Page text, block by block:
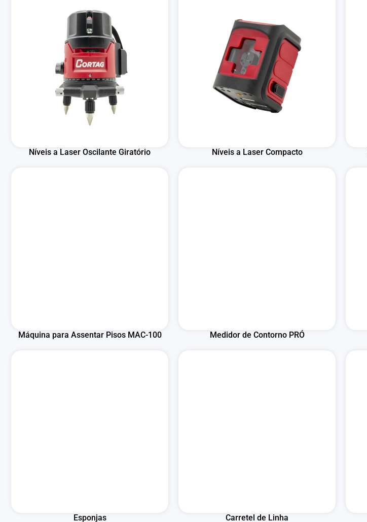
Níveis a Laser Oscilante Giratório Níveis a Laser Compacto
Máquina para Assentar Pisos MAC-100 Medidor de Contorno PRÓ
Esponjas Carretel de Linha